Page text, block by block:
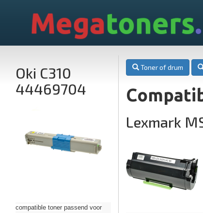
Megatoners
Oki C310
44469704
compatible toner passend voor
Toner of drum
Lexmark